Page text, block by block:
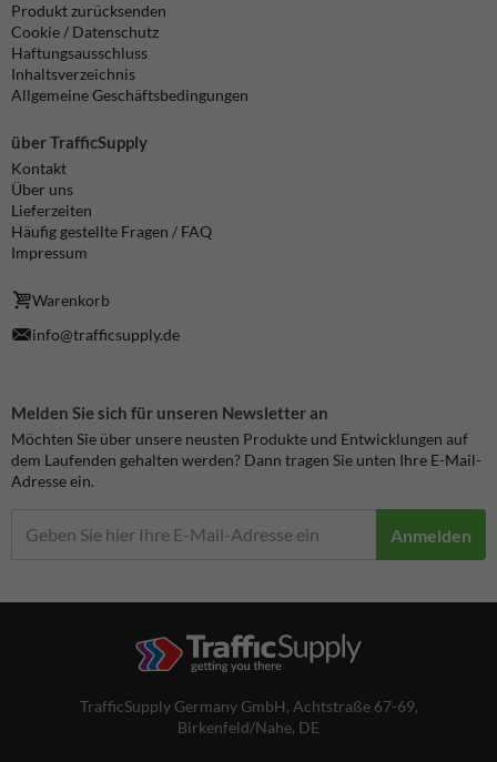
Produkt zurücksenden
Cookie / Datenschutz
Haftungsausschluss
Inhaltsverzeichnis
Allgemeine Geschäftsbedingungen
über TrafficSupply
Kontakt
Über uns
Lieferzeiten
Häufig gestellte Fragen / FAQ
Impressum
Warenkorb
info@trafficsupply.de
Melden Sie sich für unseren Newsletter an
Möchten Sie über unsere neusten Produkte und Entwicklungen auf
dem Laufenden gehalten werden? Dann tragen Sie unten Ihre E-Mail-
Adresse ein.
Anmelden
TrafficSupply Germany GmbH, Achtstraße 67-69,
Birkenfeld/Nahe, DE